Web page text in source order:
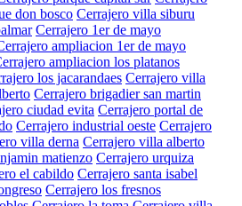
don bosco Cerrajero villa siburu
Cerrajero 1er de mayo
ampliacion 1er de mayo
ampliacion los platanos
los jacarandaes Cerrajero villa
Cerrajero brigadier san martin
ciudad evita Cerrajero portal de
Cerrajero industrial oeste Cerrajero
villa derna Cerrajero villa alberto
matienzo Cerrajero urquiza
el cabildo Cerrajero santa isabel
Cerrajero los fresnos